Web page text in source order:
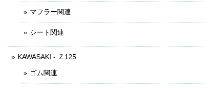
マフラー関連
シート関連
KAWASAKI - Ｚ125
ゴム関連